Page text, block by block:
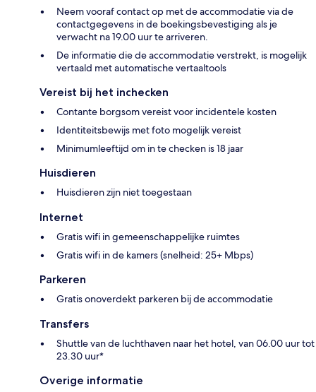
Neem vooraf contact op met de accommodatie via de
contactgegevens in de boekingsbevestiging als je
verwacht na 19.00 uur te arriveren.
De informatie die de accommodatie verstrekt, is mogelijk
vertaald met automatische vertaaltools
Vereist bij het inchecken
Contante borgsom vereist voor incidentele kosten
Identiteitsbewijs met foto mogelijk vereist
Minimumleeftijd om in te checken is 18 jaar
Huisdieren
Huisdieren zijn niet toegestaan
Internet
Gratis wifi in gemeenschappelijke ruimtes
Gratis wifi in de kamers (snelheid: 25+ Mbps)
Parkeren
Gratis onoverdekt parkeren bij de accommodatie
Transfers
Shuttle van de luchthaven naar het hotel, van 06.00 uur tot
23.30 uur*
Overige informatie